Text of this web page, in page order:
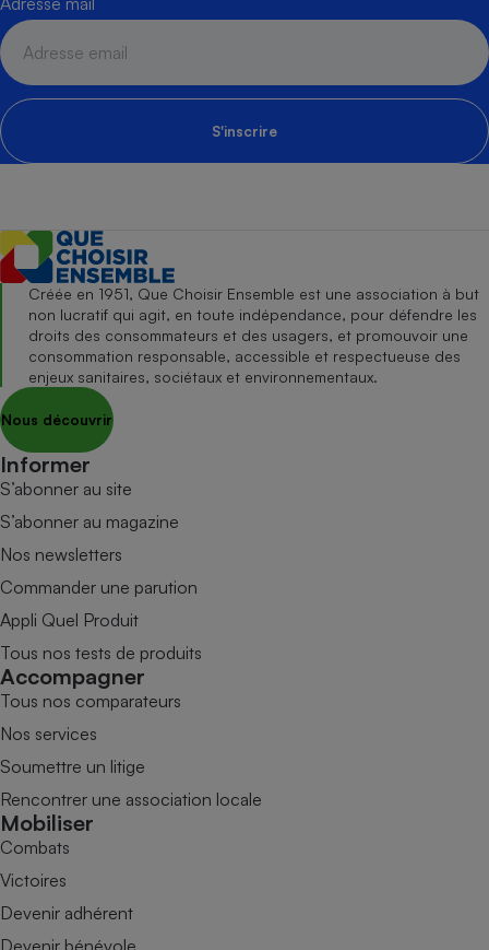
S'inscrire
Créée en 1951, Que Choisir Ensemble est une association à but
non lucratif qui agit, en toute indépendance, pour défendre les
droits des consommateurs et des usagers, et promouvoir une
consommation responsable, accessible et respectueuse des
enjeux sanitaires, sociétaux et environnementaux.
Nous découvrir
Informer
S’abonner au site
S’abonner au magazine
Nos newsletters
Commander une parution
Appli Quel Produit
Tous nos tests de produits
Accompagner
Tous nos comparateurs
Nos services
Soumettre un litige
Rencontrer une association locale
Mobiliser
Combats
Victoires
Devenir adhérent
Devenir bénévole